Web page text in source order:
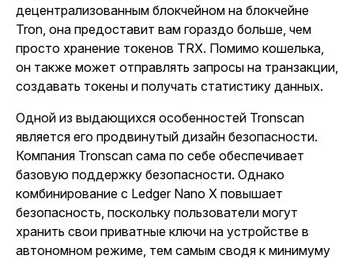
децентрализованным блокчейном на блокчейне
Tron, она предоставит вам гораздо больше, чем
просто хранение токенов TRX. Помимо кошелька,
он также может отправлять запросы на транзакции,
создавать токены и получать статистику данных.
Одной из выдающихся особенностей Tronscan
является его продвинутый дизайн безопасности.
Компания Tronscan сама по себе обеспечивает
базовую поддержку безопасности. Однако
комбинирование с Ledger Nano X повышает
безопасность, поскольку пользователи могут
хранить свои приватные ключи на устройстве в
автономном режиме, тем самым сводя к минимуму